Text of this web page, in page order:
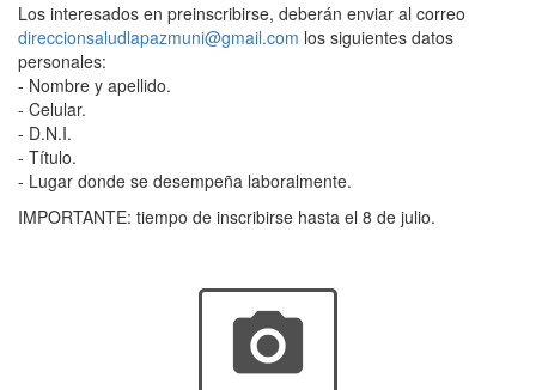
Los interesados en preinscribirse, deberán enviar al correo
direccionsaludlapazmuni@gmail.com los siguientes datos
personales:
- Nombre y apellido.
- Celular.
- D.N.I.
- Título.
- Lugar donde se desempeña laboralmente.
IMPORTANTE: tiempo de inscribirse hasta el 8 de julio.
photo_camera